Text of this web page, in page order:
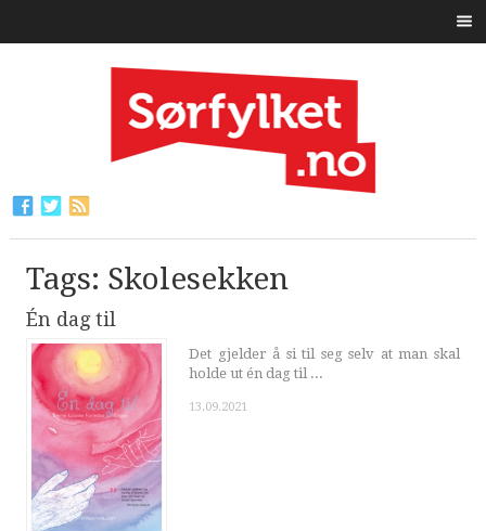
Tags: Skolesekken
Én dag til
Det gjelder å si til seg selv at man skal
holde ut én dag til ...
13.09.2021